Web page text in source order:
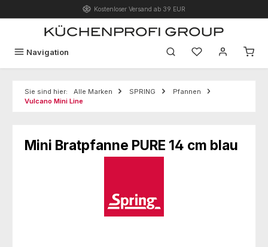
Zum Hauptinhalt springenKostenloser Versand ab 39 EUR
Navigation Du hast 0
Sie sind hier: Alle Marken SPRING
Pfannen
Vulcano Mini Line
Mini Bratpfanne PURE 14 cm blau